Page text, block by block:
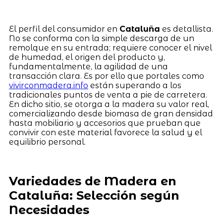
El perfil del consumidor en Cataluña es detallista.
No se conforma con la simple descarga de un
remolque en su entrada; requiere conocer el nivel
de humedad, el origen del producto y,
fundamentalmente, la agilidad de una
transacción clara. Es por ello que portales como
vivirconmadera.info están superando a los
tradicionales puntos de venta a pie de carretera.
En dicho sitio, se otorga a la madera su valor real,
comercializando desde biomasa de gran densidad
hasta mobiliario y accesorios que prueban que
convivir con este material favorece la salud y el
equilibrio personal.
Variedades de Madera en
Cataluña: Selección según
Necesidades